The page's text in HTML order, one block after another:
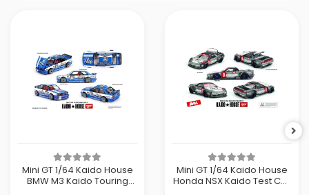
Mini GT 1/64 Kaido House
BMW M3 Kaido Touring
Mini GT 1/64 Kaido House
Honda NSX Kaido Test Car